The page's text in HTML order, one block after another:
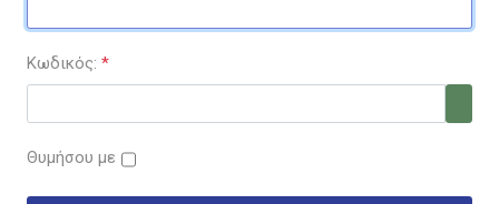
Κωδικός: *
Θυμήσου με